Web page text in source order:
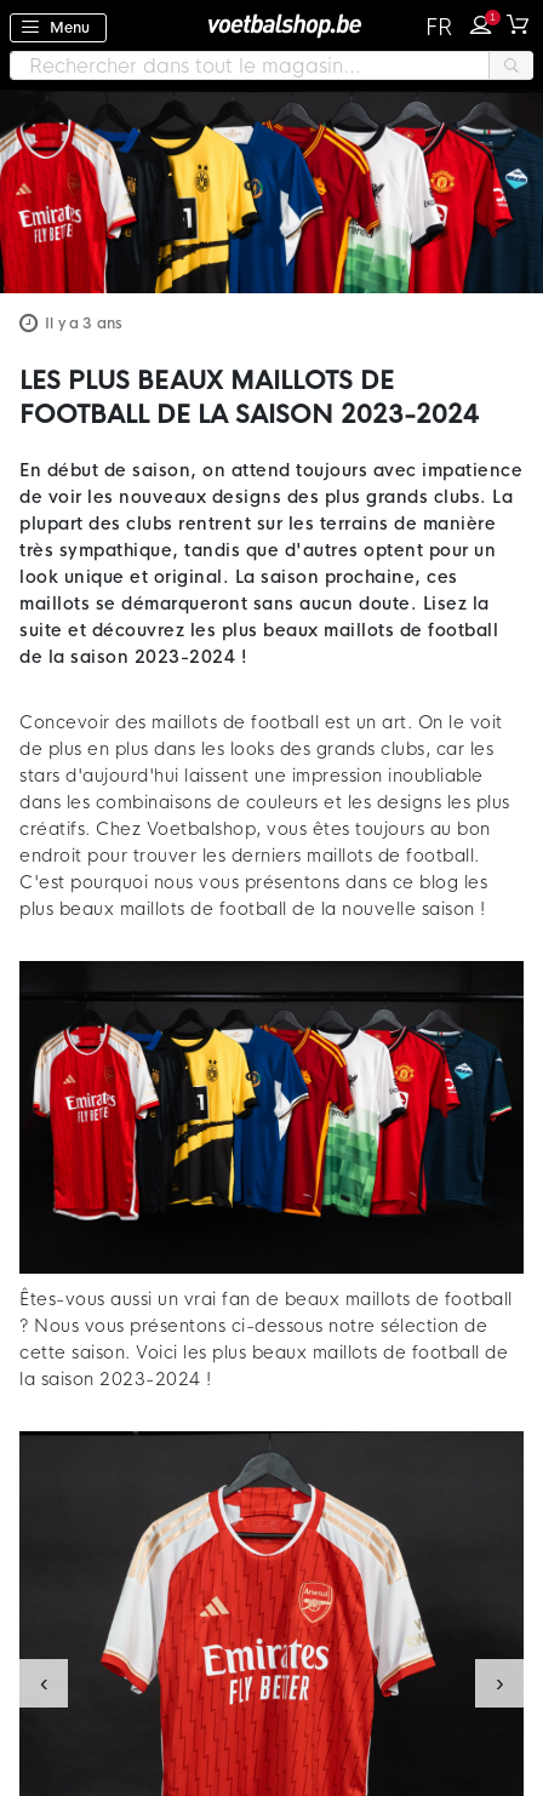
Menu FR 1
Il y a 3 ans
LES PLUS BEAUX MAILLOTS DE
FOOTBALL DE LA SAISON 2023-2024
En début de saison, on attend toujours avec impatience
de voir les nouveaux designs des plus grands clubs. La
plupart des clubs rentrent sur les terrains de manière
très sympathique, tandis que d'autres optent pour un
look unique et original. La saison prochaine, ces
maillots se démarqueront sans aucun doute. Lisez la
suite et découvrez les plus beaux maillots de football
de la saison 2023-2024 !
Concevoir des maillots de football est un art. On le voit
de plus en plus dans les looks des grands clubs, car les
stars d'aujourd'hui laissent une impression inoubliable
dans les combinaisons de couleurs et les designs les plus
créatifs. Chez Voetbalshop, vous êtes toujours au bon
endroit pour trouver les derniers maillots de football.
C'est pourquoi nous vous présentons dans ce blog les
plus beaux maillots de football de la nouvelle saison !
Êtes-vous aussi un vrai fan de beaux maillots de football
? Nous vous présentons ci-dessous notre sélection de
cette saison. Voici les plus beaux maillots de football de
la saison 2023-2024 !
‹ ›